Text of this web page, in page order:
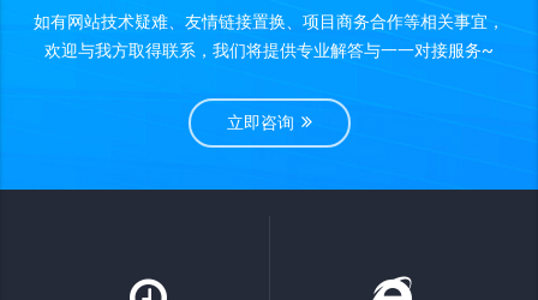
如有网站技术疑难、友情链接置换、项目商务合作等相关事宜，
欢迎与我方取得联系，我们将提供专业解答与一一对接服务~
立即咨询